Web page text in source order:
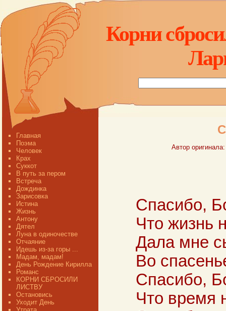
Корни
Главная
Поэма
Человек
Крах
Суккот
В путь за пером
Встреча
Дождинка
Зарисовка
Истина
Жизнь
Антону
Дятел
Луна в одиночестве
Отчаяние
Идешь из-за горы ...
Мадам, мадам!
День Рождение Кирилла
Романс
КОРНИ СБРОСИЛИ
ЛИСТВУ
Остановись
Уходит День
Автор оригинала:
Спасибо,
Что жизнь
Дала мне
Во
Спасибо,
Что время